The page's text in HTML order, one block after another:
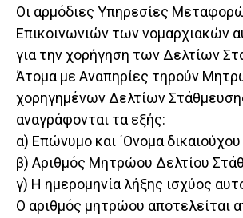
Οι αρμόδιες Υπηρεσίες
Επικοινωνιών των νομαρχιακών
για την χορήγηση των Δελτίων
Άτομα με Αναπηρίες τηρούν
χορηγημένων Δελτίων
αναγράφονται τα εξής:
α) Επώνυμο και ΄Ονομα δικαιούχου
β) Αριθμός Μητρώου Δελτίου
γ) Η ημερομηνία λήξης ισχύος
Ο αριθμός μητρώου αποτελείται